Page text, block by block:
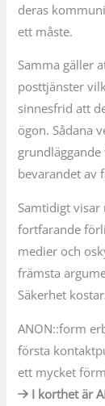
deras
ett måste.
Samma gäller
posttjänster
sinnesfrid att
ögon. Sådana
bevarandet av
Samtidigt
fortfarande
medier och
främsta
Säkerhet
ANON::form
första
ett mycket
I korthet är